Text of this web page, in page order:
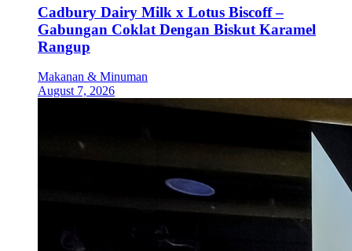
Cadbury Dairy Milk x Lotus Biscoff –
Gabungan Coklat Dengan Biskut Karamel
Rangup
Makanan & Minuman
August 7, 2026